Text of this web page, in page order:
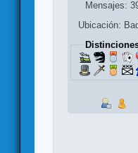
Mensajes:
Ubicación: